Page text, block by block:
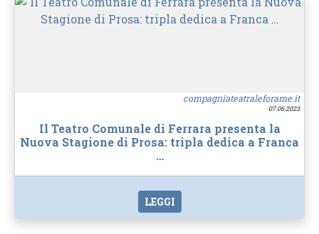
compagniateatraleforame.it
07.06.2023
Il Teatro Comunale di Ferrara presenta la
Nuova Stagione di Prosa: tripla dedica a Franca
…
LEGGI